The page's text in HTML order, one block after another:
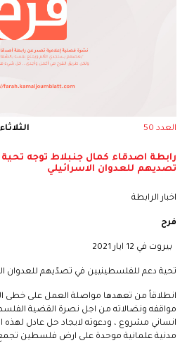
العدد 50 الثلاثاء 1 حزيران 2021
رابطة اصدقاء كمال جنبلاط توجه
تصديهم للعدوان الاسرائيلي
اخبار الرابطة
فرح
بيروت في 12 ايار 2021
تحية دعم للفلسطينيين في تصدّيهم للعدوان
انطلاقاً من تعهدها مواصلة العمل على خطى
مواقفه ونضالاته من اجل نصرة القضية
انساني مشروع ، ودعوته لايجاد حل عادل لهذه
مدنية علمانية موحدة على ارض فلسطين